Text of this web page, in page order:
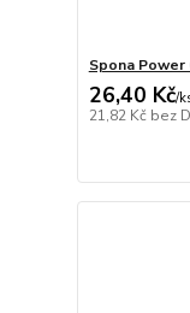
Spona Power
26,40 Kč/
21,82 Kč bez